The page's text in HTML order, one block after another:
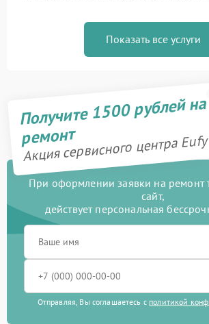
Показать все услуги
Получите 1500 рублей на
ремонт
Акция сервисного центра Eufy
При оформлении заявки на ремонт
сайт,
действует персональная
Отправляя, Вы соглашаетесь с политикой